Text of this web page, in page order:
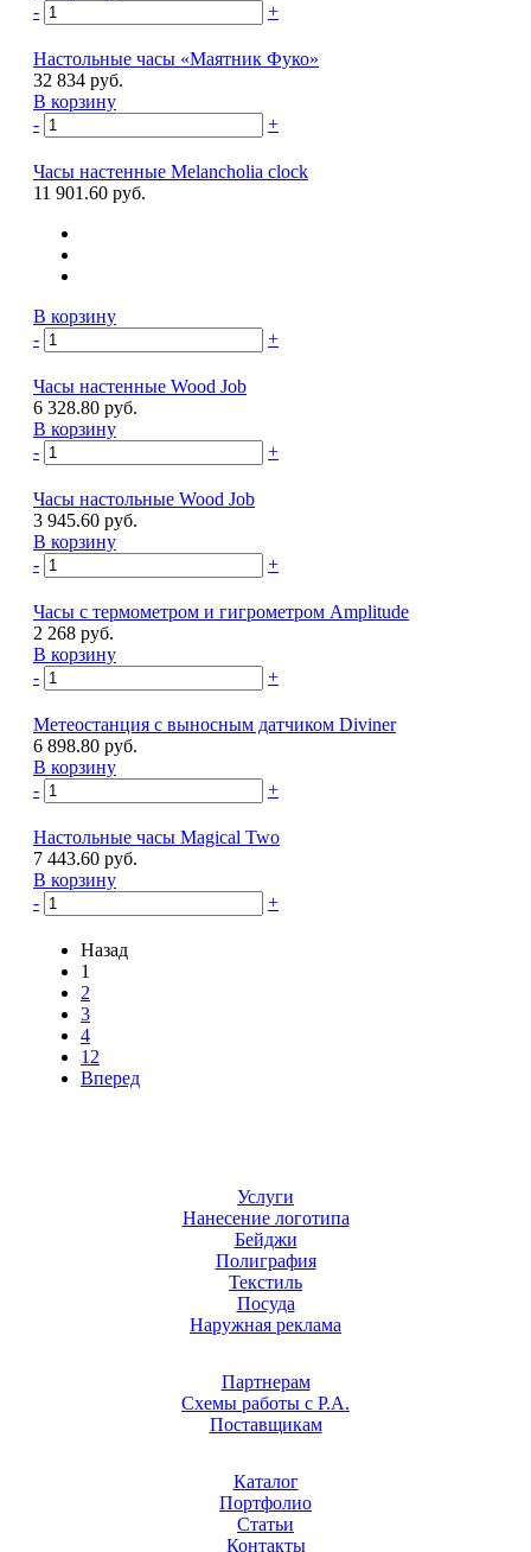
-
+
Настольные часы «Маятник Фуко»
32 834 руб.
В корзину
-
+
Часы настенные Melancholia clock
11 901.60 руб.
В корзину
-
+
Часы настенные Wood Job
6 328.80 руб.
В корзину
-
+
Часы настольные Wood Job
3 945.60 руб.
В корзину
-
+
Часы с термометром и гигрометром Amplitude
2 268 руб.
В корзину
-
+
Метеостанция с выносным датчиком Diviner
6 898.80 руб.
В корзину
-
+
Настольные часы Magical Two
7 443.60 руб.
В корзину
-
+
Назад
1
2
3
4
12
Вперед
Услуги
Нанесение логотипа
Бейджи
Полиграфия
Текстиль
Посуда
Наружная реклама
Партнерам
Схемы работы с Р.А.
Поставщикам
Каталог
Портфолио
Статьи
Контакты